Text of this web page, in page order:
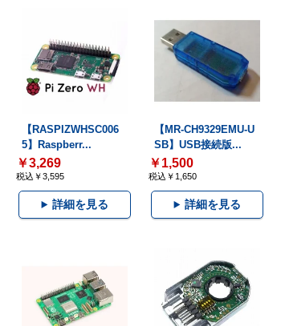
【RASPIZWHSC006
5】Raspberr...
￥3,269
税込￥3,595
詳細を見る
【MR-CH9329EMU-U
SB】USB接続版...
￥1,500
税込￥1,650
詳細を見る